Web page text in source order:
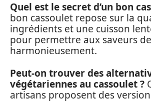
Quel est le secret d’un bon
bon cassoulet repose sur la
ingrédients et une cuisson
pour permettre aux saveurs
harmonieusement.
Peut-on trouver des
végétariennes au cassoulet ?
artisans proposent des